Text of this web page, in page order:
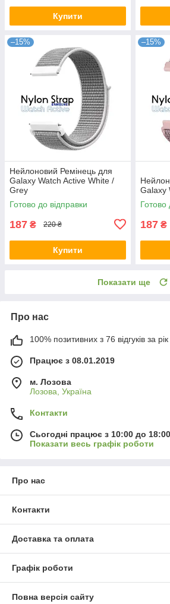
Купити
–15%
Нейлоновий Ремінець для
Galaxy Watch Active White /
Grey
Готово до відправки
187 ₴ 220 ₴
Купити
–15%
Galaxy
Готово
187 ₴
Показати ще
Про нас
100% позитивних з 76 відгуків за рік
Працює з 08.01.2019
м. Лозова
Лозова, Україна
Контакти
Сьогодні працює з 10:00 до 18:00
Показати весь графік роботи
Про нас
Контакти
Доставка та оплата
Графік роботи
Повна версія сайту